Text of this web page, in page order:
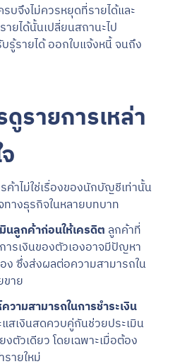
บจึงไม่ควรหยุดที่รายได้และ
ยได้นั้นเปลี่ยนสถานะไป
รู้รายได้ ออกใบแจ้งหนี้ จนถึง
รายการเหล่า
ค้าไม่ใช่เรื่องของนักบัญชีเท่านั้น
างธุรกิจในหลายบทบาท
นลูกค้าก่อนให้เครดิต ลูกค้าที่
ารเงินของตัวเองอาจมีปัญหา
อง ซึ่งส่งผลต่อความสามารถใน
ขาย
ามสามารถในการชำระเงิน
สเงินสดควบคู่กันช่วยประเมิน
ตัวเดียว โดยเฉพาะเมื่อต้อง
ายใหม่